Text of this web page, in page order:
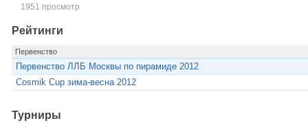
1951 просмотр
Рейтинги
Первенство
Первенство ЛЛБ Москвы по пирамиде 2012
Cosmik Cup зима-весна 2012
Турниры